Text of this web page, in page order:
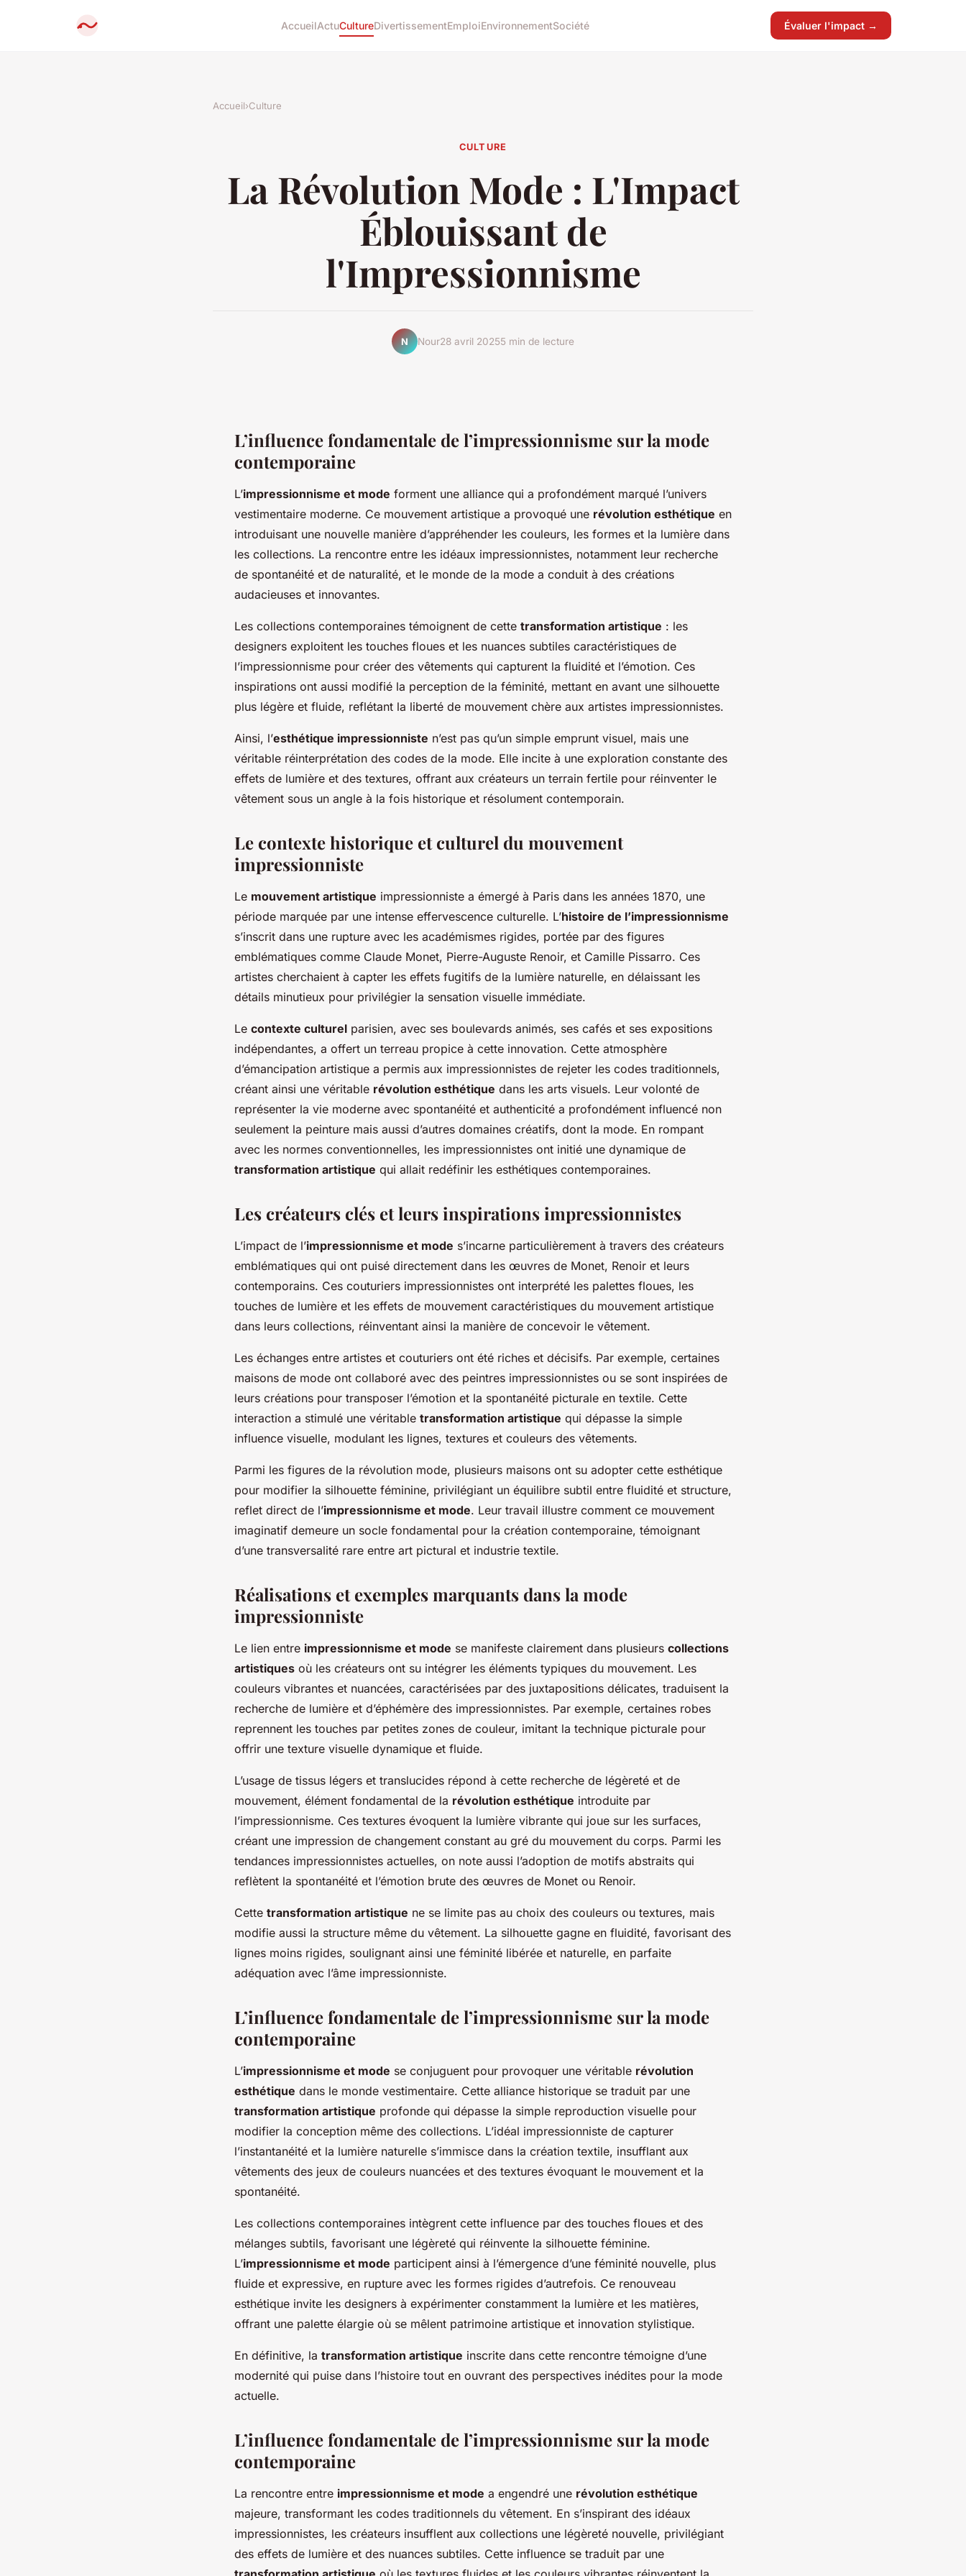
AccueilActuCultureDivertissementEmploiEnvironnementSociété Évaluer l'impact →
Accueil›Culture
CULTURE
La Révolution Mode : L'Impact
Éblouissant de
l'Impressionnisme
N Nour28 avril 20255 min de lecture
L’influence fondamentale de l’impressionnisme sur la mode
contemporaine
L’impressionnisme et mode forment une alliance qui a profondément marqué l’univers
vestimentaire moderne. Ce mouvement artistique a provoqué une révolution esthétique en
introduisant une nouvelle manière d’appréhender les couleurs, les formes et la lumière dans
les collections. La rencontre entre les idéaux impressionnistes, notamment leur recherche
de spontanéité et de naturalité, et le monde de la mode a conduit à des créations
audacieuses et innovantes.
Les collections contemporaines témoignent de cette transformation artistique : les
designers exploitent les touches floues et les nuances subtiles caractéristiques de
l’impressionnisme pour créer des vêtements qui capturent la fluidité et l’émotion. Ces
inspirations ont aussi modifié la perception de la féminité, mettant en avant une silhouette
plus légère et fluide, reflétant la liberté de mouvement chère aux artistes impressionnistes.
Ainsi, l’esthétique impressionniste n’est pas qu’un simple emprunt visuel, mais une
véritable réinterprétation des codes de la mode. Elle incite à une exploration constante des
effets de lumière et des textures, offrant aux créateurs un terrain fertile pour réinventer le
vêtement sous un angle à la fois historique et résolument contemporain.
Le contexte historique et culturel du mouvement
impressionniste
Le mouvement artistique impressionniste a émergé à Paris dans les années 1870, une
période marquée par une intense effervescence culturelle. L’histoire de l’impressionnisme
s’inscrit dans une rupture avec les académismes rigides, portée par des figures
emblématiques comme Claude Monet, Pierre-Auguste Renoir, et Camille Pissarro. Ces
artistes cherchaient à capter les effets fugitifs de la lumière naturelle, en délaissant les
détails minutieux pour privilégier la sensation visuelle immédiate.
Le contexte culturel parisien, avec ses boulevards animés, ses cafés et ses expositions
indépendantes, a offert un terreau propice à cette innovation. Cette atmosphère
d’émancipation artistique a permis aux impressionnistes de rejeter les codes traditionnels,
créant ainsi une véritable révolution esthétique dans les arts visuels. Leur volonté de
représenter la vie moderne avec spontanéité et authenticité a profondément influencé non
seulement la peinture mais aussi d’autres domaines créatifs, dont la mode. En rompant
avec les normes conventionnelles, les impressionnistes ont initié une dynamique de
transformation artistique qui allait redéfinir les esthétiques contemporaines.
Les créateurs clés et leurs inspirations impressionnistes
L’impact de l’impressionnisme et mode s’incarne particulièrement à travers des créateurs
emblématiques qui ont puisé directement dans les œuvres de Monet, Renoir et leurs
contemporains. Ces couturiers impressionnistes ont interprété les palettes floues, les
touches de lumière et les effets de mouvement caractéristiques du mouvement artistique
dans leurs collections, réinventant ainsi la manière de concevoir le vêtement.
Les échanges entre artistes et couturiers ont été riches et décisifs. Par exemple, certaines
maisons de mode ont collaboré avec des peintres impressionnistes ou se sont inspirées de
leurs créations pour transposer l’émotion et la spontanéité picturale en textile. Cette
interaction a stimulé une véritable transformation artistique qui dépasse la simple
influence visuelle, modulant les lignes, textures et couleurs des vêtements.
Parmi les figures de la révolution mode, plusieurs maisons ont su adopter cette esthétique
pour modifier la silhouette féminine, privilégiant un équilibre subtil entre fluidité et structure,
reflet direct de l’impressionnisme et mode. Leur travail illustre comment ce mouvement
imaginatif demeure un socle fondamental pour la création contemporaine, témoignant
d’une transversalité rare entre art pictural et industrie textile.
Réalisations et exemples marquants dans la mode
impressionniste
Le lien entre impressionnisme et mode se manifeste clairement dans plusieurs collections
artistiques où les créateurs ont su intégrer les éléments typiques du mouvement. Les
couleurs vibrantes et nuancées, caractérisées par des juxtapositions délicates, traduisent la
recherche de lumière et d’éphémère des impressionnistes. Par exemple, certaines robes
reprennent les touches par petites zones de couleur, imitant la technique picturale pour
offrir une texture visuelle dynamique et fluide.
L’usage de tissus légers et translucides répond à cette recherche de légèreté et de
mouvement, élément fondamental de la révolution esthétique introduite par
l’impressionnisme. Ces textures évoquent la lumière vibrante qui joue sur les surfaces,
créant une impression de changement constant au gré du mouvement du corps. Parmi les
tendances impressionnistes actuelles, on note aussi l’adoption de motifs abstraits qui
reflètent la spontanéité et l’émotion brute des œuvres de Monet ou Renoir.
Cette transformation artistique ne se limite pas au choix des couleurs ou textures, mais
modifie aussi la structure même du vêtement. La silhouette gagne en fluidité, favorisant des
lignes moins rigides, soulignant ainsi une féminité libérée et naturelle, en parfaite
adéquation avec l’âme impressionniste.
L’influence fondamentale de l’impressionnisme sur la mode
contemporaine
L’impressionnisme et mode se conjuguent pour provoquer une véritable révolution
esthétique dans le monde vestimentaire. Cette alliance historique se traduit par une
transformation artistique profonde qui dépasse la simple reproduction visuelle pour
modifier la conception même des collections. L’idéal impressionniste de capturer
l’instantanéité et la lumière naturelle s’immisce dans la création textile, insufflant aux
vêtements des jeux de couleurs nuancées et des textures évoquant le mouvement et la
spontanéité.
Les collections contemporaines intègrent cette influence par des touches floues et des
mélanges subtils, favorisant une légèreté qui réinvente la silhouette féminine.
L’impressionnisme et mode participent ainsi à l’émergence d’une féminité nouvelle, plus
fluide et expressive, en rupture avec les formes rigides d’autrefois. Ce renouveau
esthétique invite les designers à expérimenter constamment la lumière et les matières,
offrant une palette élargie où se mêlent patrimoine artistique et innovation stylistique.
En définitive, la transformation artistique inscrite dans cette rencontre témoigne d’une
modernité qui puise dans l’histoire tout en ouvrant des perspectives inédites pour la mode
actuelle.
L’influence fondamentale de l’impressionnisme sur la mode
contemporaine
La rencontre entre impressionnisme et mode a engendré une révolution esthétique
majeure, transformant les codes traditionnels du vêtement. En s’inspirant des idéaux
impressionnistes, les créateurs insufflent aux collections une légèreté nouvelle, privilégiant
des effets de lumière et des nuances subtiles. Cette influence se traduit par une